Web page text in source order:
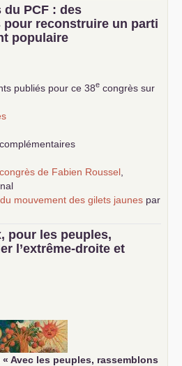
du PCF : des
reconstruire un parti
populaire
publiés pour ce 38e congrès sur
de Fabien Roussel
mouvement des gilets jaunes par
Delaunay
le marxisme est la
communistes et ouvrier
pour les peuples,
l’extrême-droite et
« Avec les peuples, rassemblons